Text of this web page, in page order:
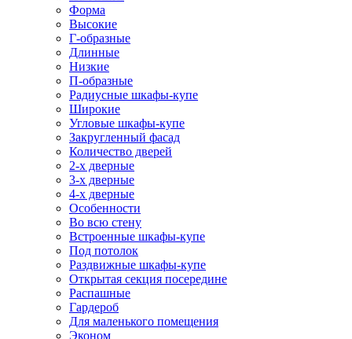
Форма
Высокие
Г-образные
Длинные
Низкие
П-образные
Радиусные шкафы-купе
Широкие
Угловые шкафы-купе
Закругленный фасад
Количество дверей
2-х дверные
3-х дверные
4-х дверные
Особенности
Во всю стену
Встроенные шкафы-купе
Под потолок
Раздвижные шкафы-купе
Открытая секция посередине
Распашные
Гардероб
Для маленького помещения
Эконом